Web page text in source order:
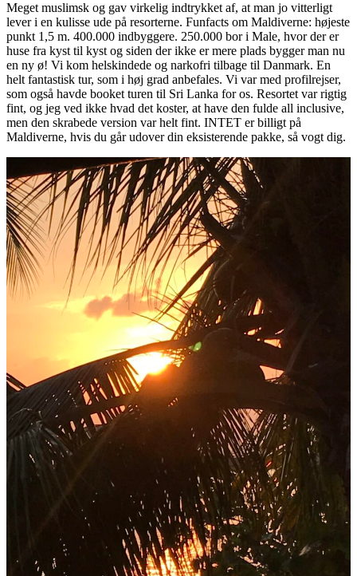
Meget muslimsk og gav virkelig indtrykket af, at man jo vitterligt
lever i en kulisse ude på resorterne. Funfacts om Maldiverne: højeste
punkt 1,5 m. 400.000 indbyggere. 250.000 bor i Male, hvor der er
huse fra kyst til kyst og siden der ikke er mere plads bygger man nu
en ny ø! Vi kom helskindede og narkofri tilbage til Danmark. En
helt fantastisk tur, som i høj grad anbefales. Vi var med profilrejser,
som også havde booket turen til Sri Lanka for os. Resortet var rigtig
fint, og jeg ved ikke hvad det koster, at have den fulde all inclusive,
men den skrabede version var helt fint. INTET er billigt på
Maldiverne, hvis du går udover din eksisterende pakke, så vogt dig.